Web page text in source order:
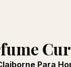
Para